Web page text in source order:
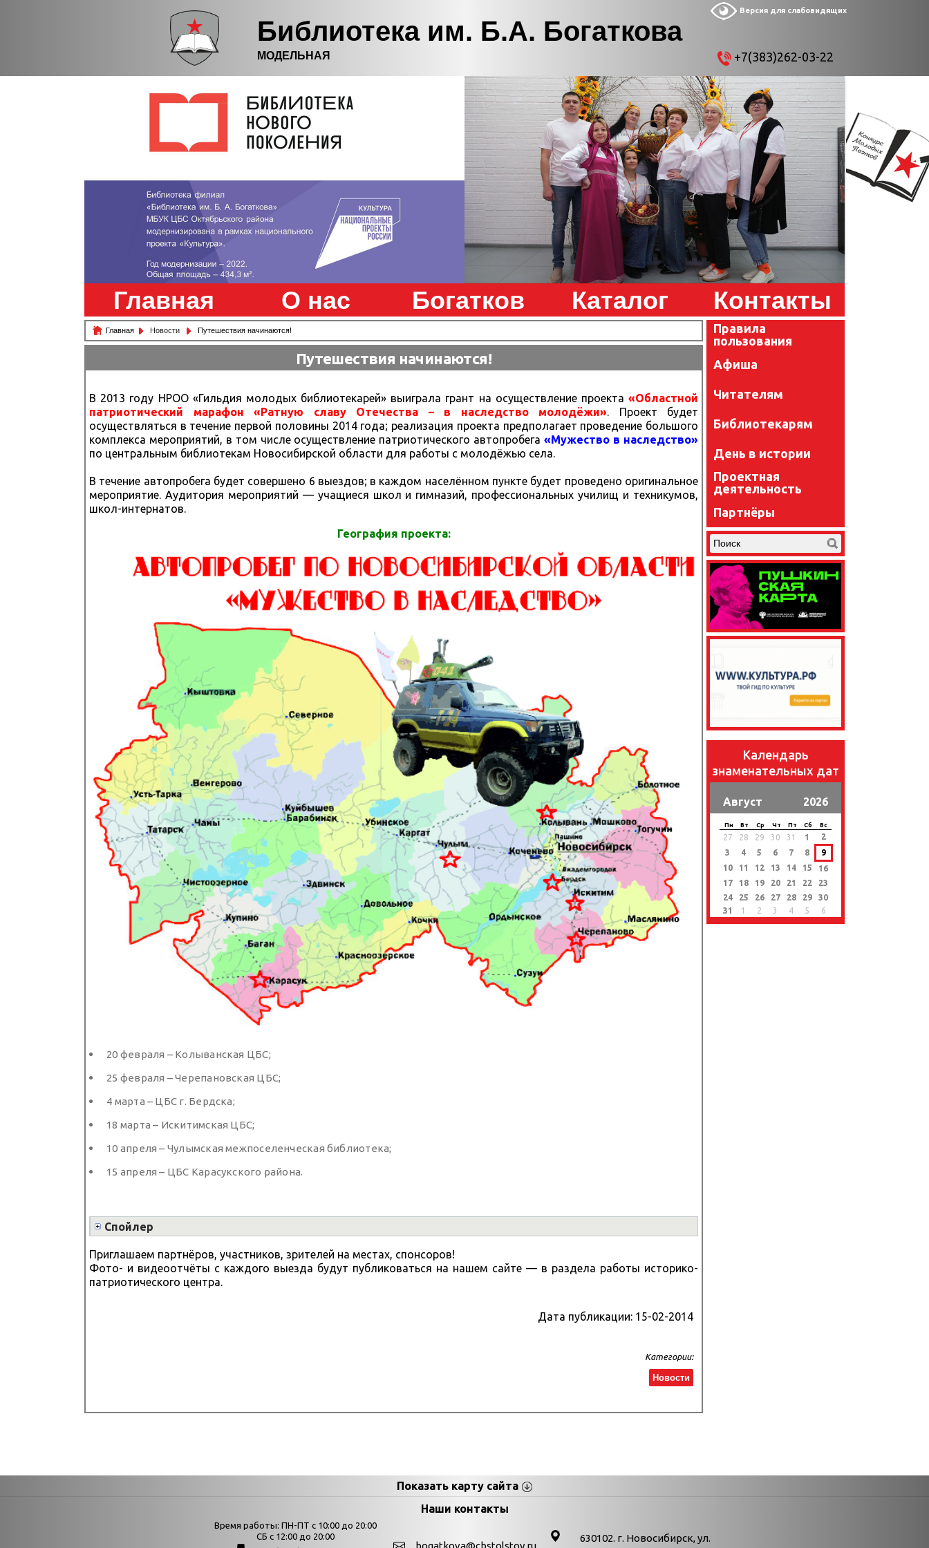
Библиотека им. Б.А. Богаткова
МОДЕЛЬНАЯ
Версия для слабовидящих
+7(383)262-03-22
Главная О нас Богатков Каталог Контакты
Главная Новости Путешествия начинаются!
Путешествия начинаются!
В 2013 году НРОО «Гильдия молодых библиотекарей» выиграла грант на осуществление проекта «Областной
патриотический марафон «Ратную славу Отечества – в наследство молодёжи». Проект будет
осуществляться в течение первой половины 2014 года; реализация проекта предполагает проведение большого
комплекса мероприятий, в том числе осуществление патриотического автопробега«Мужество в наследство»
по центральным библиотекам Новосибирской области для работы с молодёжью села.
В течение автопробега будет совершено 6 выездов; в каждом населённом пункте будет проведено оригинальное
мероприятие. Аудитория мероприятий — учащиеся школ и гимназий, профессиональных училищ и техникумов,
школ-интернатов.
География проекта:
20 февраля – Колыванская ЦБС;
25 февраля – Черепановская ЦБС;
4 марта – ЦБС г. Бердска;
18 марта – Искитимская ЦБС;
10 апреля – Чулымская межпоселенческая библиотека;
15 апреля – ЦБС Карасукского района.
Спойлер
Приглашаем партнёров, участников, зрителей на местах, спонсоров!
Фото- и видеоотчёты с каждого выезда будут публиковаться на нашем сайте — в раздела работы историко-
патриотического центра.
Дата публикации: 15-02-2014
Категории:
Новости
Правила
пользования
Афиша
Читателям
Библиотекарям
День в истории
Проектная
деятельность
Партнёры
Календарь
знаменательных дат
Август 2026
Пн Вт Ср Чт Пт Сб Вс
27 28 29 30 31 1
2
3
4 5 6 7 8
9
10
11 12 13 14 15
16
17
18 19 20 21 22
23
24
25 26 27 28 29
30
31
1 2 3 4 5 6
Показать карту сайта
Наши контакты
Время работы: ПН-ПТ с 10:00 до 20:00
СБ с 12:00 до 20:00
630102. г. Новосибирск, ул.